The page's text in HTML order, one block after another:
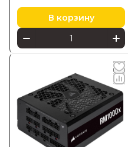
В корзину